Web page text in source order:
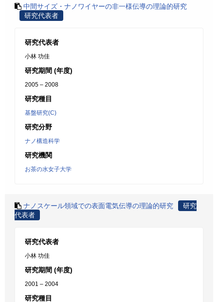
中間サイズ・ナノワイヤーの非一様伝導の理論的研究
研究代表者
研究代表者
小林 功佳
研究期間 (年度)
2005 – 2008
研究種目
基盤研究(C)
研究分野
ナノ構造科学
研究機関
お茶の水女子大学
ナノスケール領域での表面電気伝導の理論的研究
研究
代表者
研究代表者
小林 功佳
研究期間 (年度)
2001 – 2004
研究種目